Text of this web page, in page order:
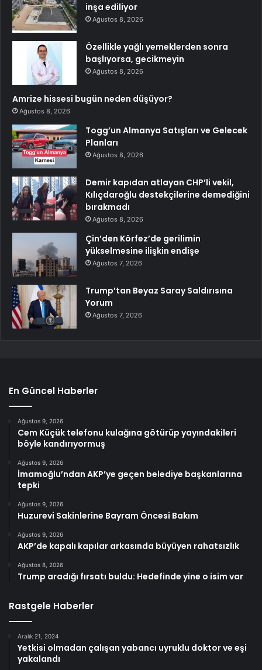
inşa ediliyor
Ağustos 8, 2026
Özellikle yağlı yemeklerden sonra
başlıyorsa, gecikmeyin
Ağustos 8, 2026
Amrize hissesi bugün neden düşüyor?
Ağustos 8, 2026
Togg’un Almanya Satışları ve Gelecek
Planları
Ağustos 8, 2026
Demir kapıdan atlayan CHP’li vekil,
Kılıçdaroğlu destekçilerine demediğini
bırakmadı
Ağustos 8, 2026
Çin’den Körfez’de gerilimin
yükselmesine ilişkin endişe
Ağustos 7, 2026
Trump’tan Beyaz Saray Saldırısına
Yorum
Ağustos 7, 2026
En Güncel Haberler
Ağustos 9, 2026
Cem Küçük telefonu kulağına götürüp yayındakileri
böyle kandırıyormuş
Ağustos 9, 2026
İmamoğlu’ndan AKP’ye geçen belediye başkanlarına
tepki
Ağustos 9, 2026
Huzurevi Sakinlerine Bayram Öncesi Bakım
Ağustos 9, 2026
AKP’de kapalı kapılar arkasında büyüyen rahatsızlık
Ağustos 8, 2026
Trump aradığı fırsatı buldu: Hedefinde yine o isim var
Rastgele Haberler
Aralık 21, 2024
Yetkisi olmadan çalışan yabancı uyruklu doktor ve eşi
yakalandı